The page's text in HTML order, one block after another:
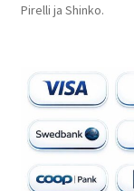
Pirelli ja Shinko.